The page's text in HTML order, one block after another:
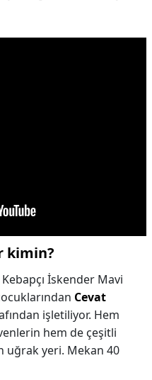
kimin?
Kebapçı İskender Mavi
Cevat
işletiliyor. Hem
hem de çeşitli
uğrak yeri. Mekan 40